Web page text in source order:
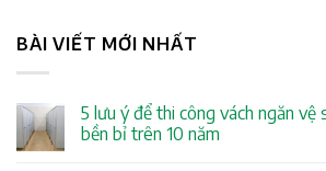
BÀI VIẾT MỚI NHẤT
5 lưu ý để thi công vách ngăn vệ
bền bỉ trên 10 năm